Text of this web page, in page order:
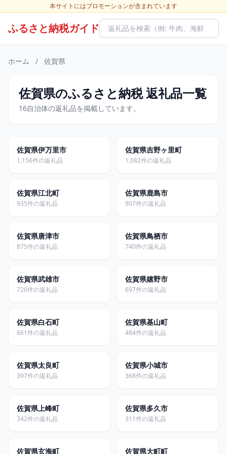
本サイトにはプロモーションが含まれています
ふるさと納税ガイド
ホーム / 佐賀県
佐賀県のふるさと納税 返礼品一覧
16自治体の返礼品を掲載しています。
佐賀県伊万里市
1,156件の返礼品
佐賀県吉野ヶ里町
1,082件の返礼品
佐賀県江北町
935件の返礼品
佐賀県鹿島市
907件の返礼品
佐賀県唐津市
875件の返礼品
佐賀県鳥栖市
740件の返礼品
佐賀県武雄市
720件の返礼品
佐賀県嬉野市
697件の返礼品
佐賀県白石町
661件の返礼品
佐賀県基山町
484件の返礼品
佐賀県太良町
397件の返礼品
佐賀県小城市
368件の返礼品
佐賀県上峰町
342件の返礼品
佐賀県多久市
311件の返礼品
佐賀県玄海町 佐賀県大町町